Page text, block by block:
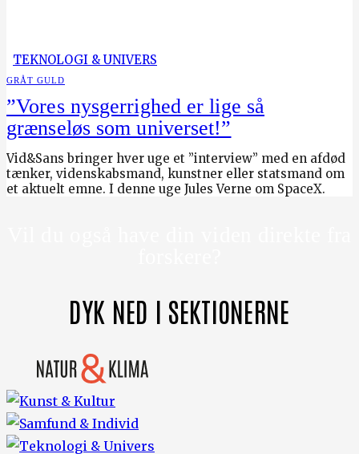
TEKNOLOGI & UNIVERS
GRÅT GULD
”Vores nysgerrighed er lige så
grænseløs som universet!”
Vid&Sans bringer hver uge et ”interview” med en afdød
tænker, videnskabsmand, kunstner eller statsmand om
et aktuelt emne. I denne uge Jules Verne om SpaceX.
DYK NED I SEKTIONERNE